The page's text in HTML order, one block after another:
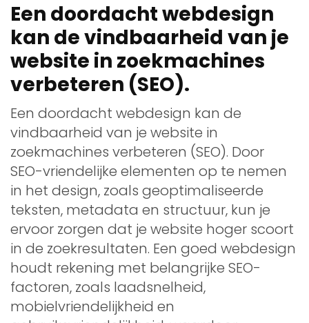
Een doordacht webdesign
kan de vindbaarheid van je
website in zoekmachines
verbeteren (SEO).
Een doordacht webdesign kan de
vindbaarheid van je website in
zoekmachines verbeteren (SEO). Door
SEO-vriendelijke elementen op te nemen
in het design, zoals geoptimaliseerde
teksten, metadata en structuur, kun je
ervoor zorgen dat je website hoger scoort
in de zoekresultaten. Een goed webdesign
houdt rekening met belangrijke SEO-
factoren, zoals laadsnelheid,
mobielvriendelijkheid en